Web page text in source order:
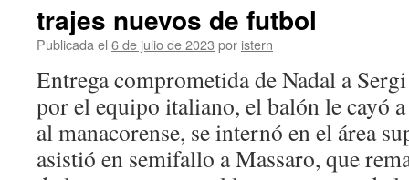
trajes nuevos de futbol
Publicada el 6 de julio de 2023 por istern
Entrega comprometida de Nadal a
por el equipo italiano, el balón le cayó
al manacorense, se internó en el área
asistió en semifallo a Massaro, que